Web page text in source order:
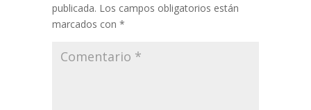
publicada. Los campos obligatorios están
marcados con *